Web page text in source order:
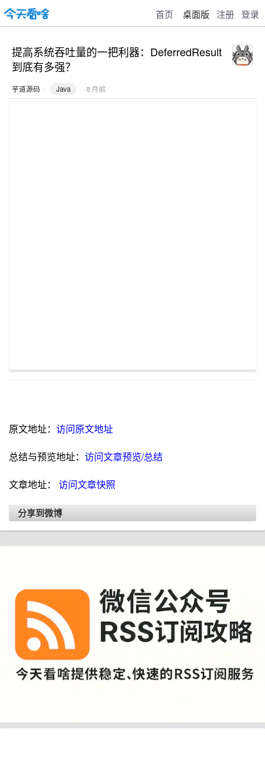
首页 桌面版 注册 登录
提高系统吞吐量的一把利器：DeferredResult
到底有多强？
芋道源码 · Java · 8 月前
原文地址： 访问原文地址
总结与预览地址： 访问文章预览/总结
文章地址： 访问文章快照
分享到微博